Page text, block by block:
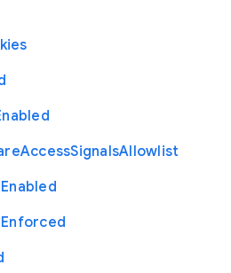
AccessSignalsAllowlist
Enabled
Enforced